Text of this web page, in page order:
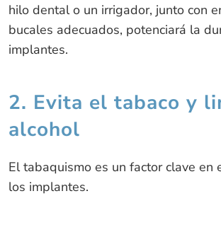
hilo dental o un irrigador, junto con
bucales adecuados, potenciará la
implantes.
2. Evita el tabaco y
alcohol
El tabaquismo es un factor clave en
los implantes.